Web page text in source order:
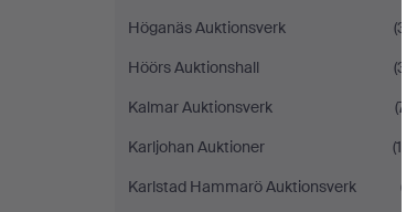
Höganäs Auktionsverk
(31)
Höörs Auktionshall
(31)
Kalmar Auktionsverk
(71)
Karljohan Auktioner
(19)
Karlstad Hammarö Auktionsverk
(7)